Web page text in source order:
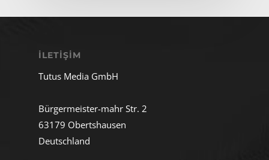
İLETIŞIM
Tutus Media GmbH
Bürgermeister-mahr Str. 2
63179 Obertshausen
Deutschland